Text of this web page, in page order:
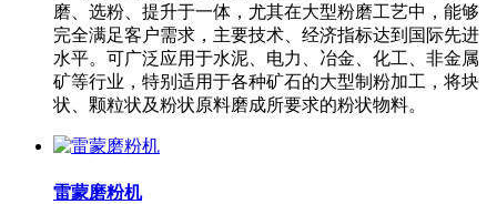
磨、选粉、提升于一体，尤其在大型粉磨工艺中，能够
完全满足客户需求，主要技术、经济指标达到国际先进
水平。可广泛应用于水泥、电力、冶金、化工、非金属
矿等行业，特别适用于各种矿石的大型制粉加工，将块
状、颗粒状及粉状原料磨成所要求的粉状物料。
雷蒙磨粉机